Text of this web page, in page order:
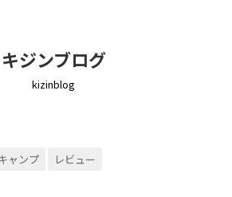
キジンブログ
kizinblog
ャンプ レビュー